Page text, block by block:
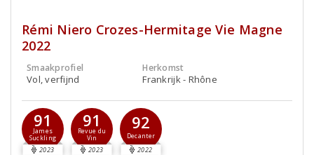
Rémi Niero Crozes-Hermitage Vie Magne
2022
Smaakprofiel
Vol, verfijnd
Herkomst
Frankrijk - Rhône
91
James
Suckling
2023
91
Revue du
Vin
2023
92
Decanter
2022